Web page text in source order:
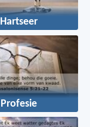
Hartseer
Profesie